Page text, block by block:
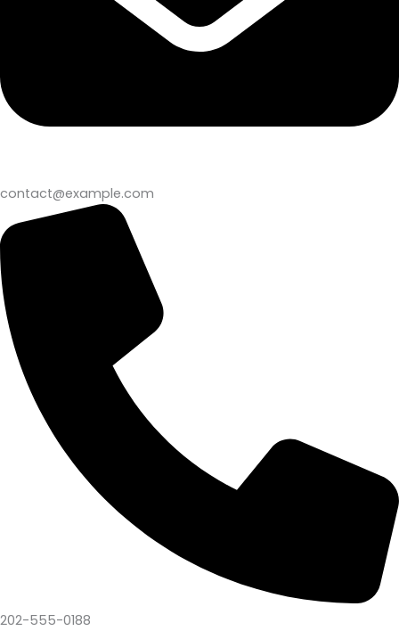
contact@example.com
202-555-0188